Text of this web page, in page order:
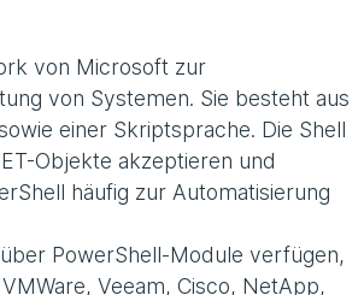
von Microsoft zur
von Systemen. Sie besteht aus
einer Skriptsprache. Die Shell
Objekte akzeptieren und
häufig zur Automatisierung
PowerShell-Module verfügen,
Veeam, Cisco, NetApp,